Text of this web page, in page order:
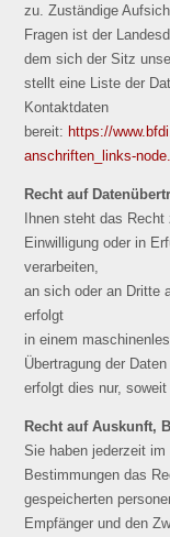
zu. Zuständige
Fragen ist der
dem sich der Sitz
stellt eine Liste der
Kontaktdaten
bereit: https://
anschriften_links-
Recht auf
Ihnen steht das
Einwilligung oder in
verarbeiten,
an sich oder an Dritte
erfolgt
in einem
Übertragung der
erfolgt dies nur,
Recht auf Auskunft,
Sie haben jederzeit
Bestimmungen das
gespeicherten
Empfänger und den